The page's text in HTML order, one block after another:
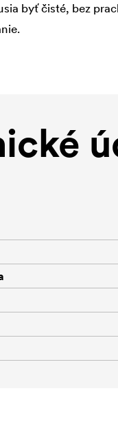
byť čisté, bez